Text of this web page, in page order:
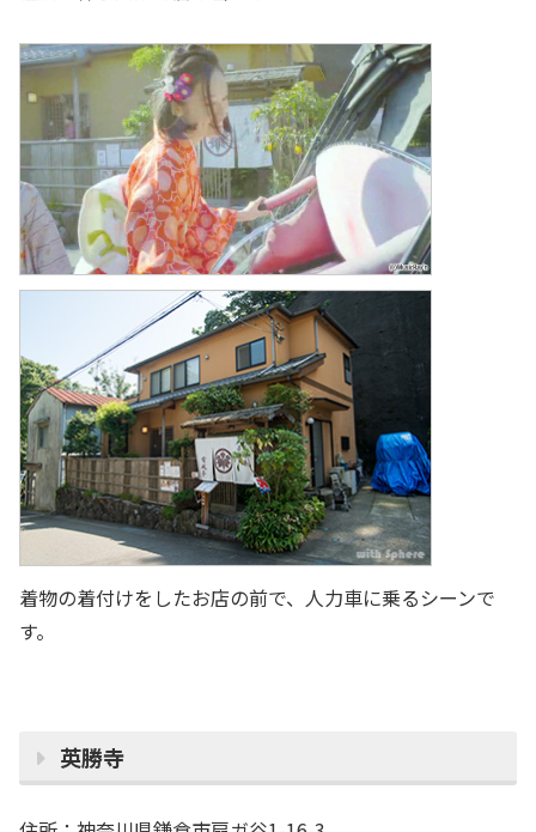
着物の着付けをしたお店の前で、人力車に乗るシーンで
す。
英勝寺